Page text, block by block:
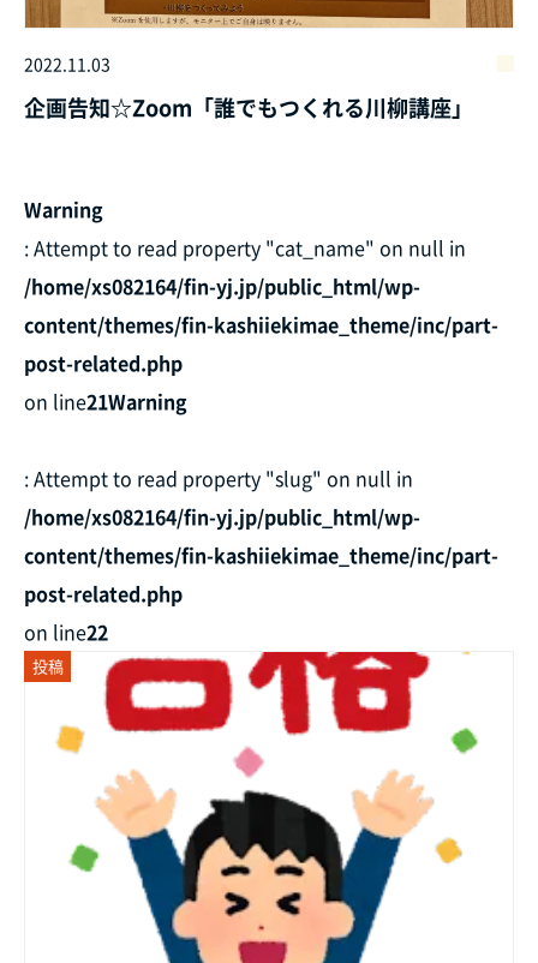
2022.11.03
企画告知☆Zoom「誰でもつくれる川柳講座」
Warning
: Attempt to read property "cat_name" on null in
/home/xs082164/fin-yj.jp/public_html/wp-
content/themes/fin-kashiiekimae_theme/inc/part-
post-related.php
on line21Warning
: Attempt to read property "slug" on null in
/home/xs082164/fin-yj.jp/public_html/wp-
content/themes/fin-kashiiekimae_theme/inc/part-
post-related.php
on line22
投稿